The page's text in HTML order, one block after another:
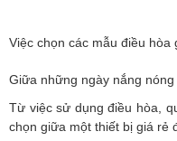
Việc chọn các mẫu điều
Giữa những ngày nắng
Từ việc sử dụng điều hòa,
chọn giữa một thiết bị giá rẻ